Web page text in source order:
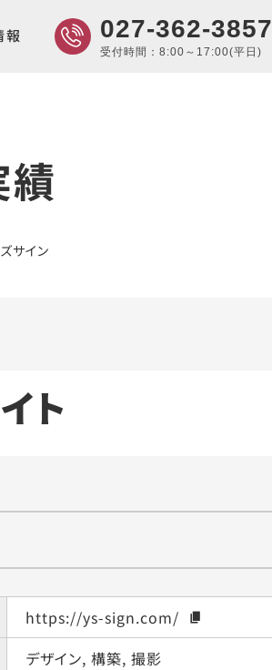
報 027-362-3857
受付時間：8:00～17:00(平日)
績
サイン
ト
https://ys-sign.com/
デザイン, 構築, 撮影